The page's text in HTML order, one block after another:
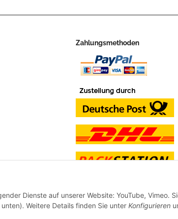
Zahlungsmethoden
Dienste auf unserer Website: YouTube, Vimeo.
Weitere Details finden Sie unter Konfigurieren